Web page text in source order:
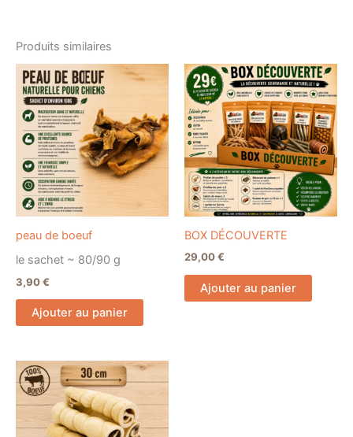
Produits similaires
peau de boeuf
le sachet ~ 80/90 g
3,90€
Ajouter au panier
BOX DÉCOUVERTE
29,00€
Ajouter au panier